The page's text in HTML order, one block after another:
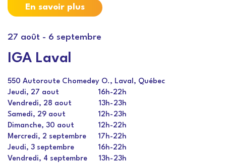
En savoir plus
27 août - 6 septembre
IGA Laval
550 Autoroute Chomedey O., Laval, Québec
Jeudi, 27 aout
16h-22h
Vendredi, 28 aout
13h-23h
Samedi, 29 aout
12h-23h
Dimanche, 30 aout
12h-22h
Mercredi, 2 septembre
17h-22h
Jeudi, 3 septembre
16h-22h
Vendredi, 4 septembre
13h-23h